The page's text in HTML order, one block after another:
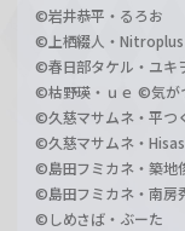
©岩井恭平・るろお
©上栖綴人・Nitroplus
©春日部タケル・ユキ
©枯野瑛・ｕｅ ©気が
©久慈マサムネ・平つ
©久慈マサムネ・
©島田フミカネ・築地
©島田フミカネ・南房
©しめさば・ぶーた